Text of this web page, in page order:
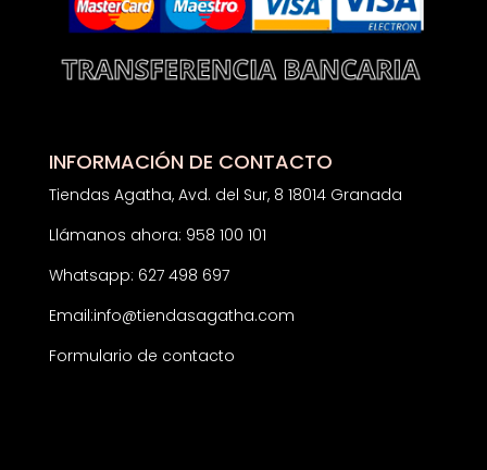
INFORMACIÓN DE CONTACTO
Tiendas Agatha, Avd. del Sur, 8 18014 Granada
Llámanos ahora: 958 100 101
Whatsapp: 627 498 697
Email:info@tiendasagatha.com
Formulario de contacto